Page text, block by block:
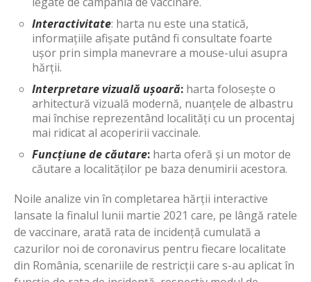
Interactivitate: harta nu este una statică,
informațiile afișate putând fi consultate foarte
ușor prin simpla manevrare a mouse-ului asupra
hărții.
Interpretare vizuală ușoară: harta folosește o
arhitectură vizuală modernă, nuanțele de albastru
mai închise reprezentând localități cu un procentaj
mai ridicat al acoperirii vaccinale.
Funcțiune de căutare: harta oferă și un motor de
căutare a localităților pe baza denumirii acestora.
Noile analize vin în completarea hărții interactive
lansate la finalul lunii martie 2021 care, pe lângă ratele
de vaccinare, arată rata de incidență cumulată a
cazurilor noi de coronavirus pentru fiecare localitate
din România, scenariile de restricții care s-au aplicat în